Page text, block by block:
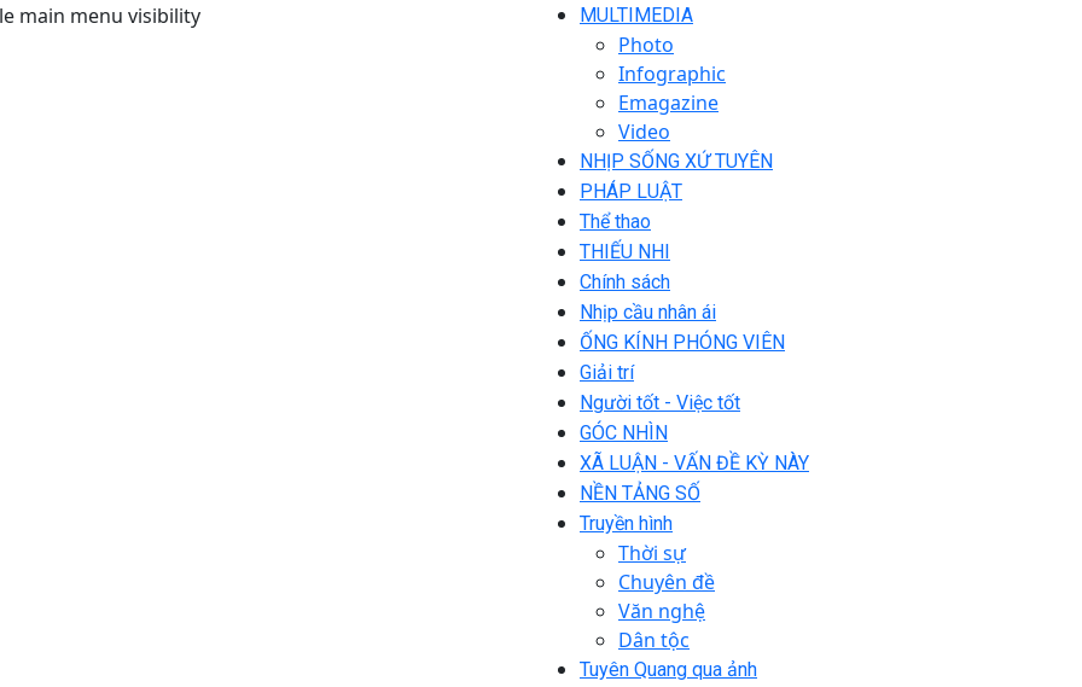
main menu visibility
MULTIMEDIA
Photo
Infographic
Emagazine
Video
NHỊP SỐNG XỨ TUYÊN
PHÁP LUẬT
Thể thao
THIẾU NHI
Chính sách
Nhịp cầu nhân ái
ỐNG KÍNH PHÓNG VIÊN
Giải trí
Người tốt - Việc tốt
GÓC NHÌN
XÃ LUẬN - VẤN ĐỀ KỲ NÀY
NỀN TẢNG SỐ
Truyền hình
Thời sự
Chuyên đề
Văn nghệ
Dân tộc
Tuyên Quang qua ảnh